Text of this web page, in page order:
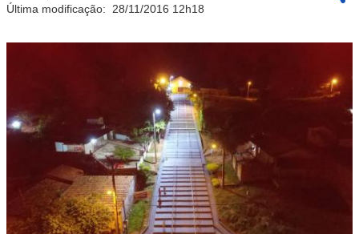
Última modificação: 28/11/2016 12h18